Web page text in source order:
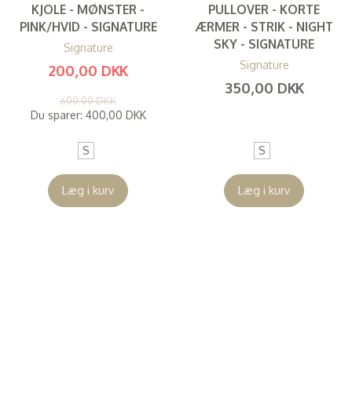
KJOLE - MØNSTER -
PINK/HVID - SIGNATURE
Signature
200,00 DKK
600,00 DKK
Du sparer: 400,00 DKK
S
Læg i kurv
PULLOVER - KORTE
ÆRMER - STRIK - NIGHT
SKY - SIGNATURE
Signature
350,00 DKK
S
Læg i kurv